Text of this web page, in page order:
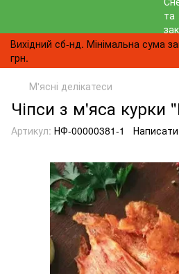
Вихідний сб-нд. Мінімальна сума
грн.
М'ясні делікатеси
Чіпси з м'яса курки
Артикул: НФ-00000381-1 Написати